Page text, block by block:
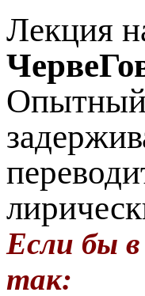
Лекция
Опытный
Если бы
так: